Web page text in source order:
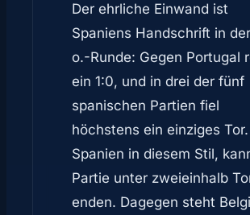
Der ehrliche Einwand ist
Spaniens Handschrift in
o.-Runde: Gegen Portugal
ein 1:0, und in drei der fünf
spanischen Partien fiel
höchstens ein einziges
Spanien in diesem Stil,
Partie unter zweieinhalb
enden. Dagegen steht